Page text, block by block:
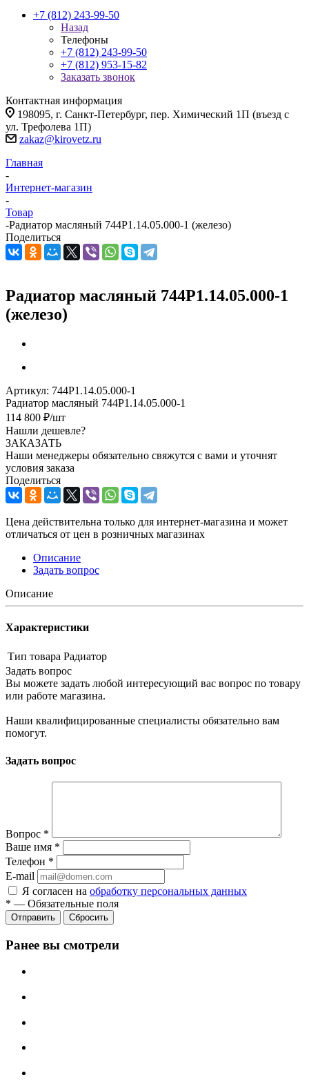
+7 (812) 243-99-50
Назад
Телефоны
+7 (812) 243-99-50
+7 (812) 953-15-82
Заказать звонок
Контактная информация
198095, г. Санкт-Петербург, пер. Химический 1П (въезд с
ул. Трефолева 1П)
zakaz@kirovetz.ru
Главная
-
Интернет-магазин
-
Товар
-Радиатор масляный 744Р1.14.05.000-1 (железо)
Поделиться
Радиатор масляный 744Р1.14.05.000-1
(железо)
Артикул: 744Р1.14.05.000-1
Радиатор масляный 744Р1.14.05.000-1
114 800 ₽/шт
Нашли дешевле?
ЗАКАЗАТЬ
Наши менеджеры обязательно свяжутся с вами и уточнят
условия заказа
Поделиться
Цена действительна только для интернет-магазина и может
отличаться от цен в розничных магазинах
Описание
Задать вопрос
Описание
Характеристики
Тип товара Радиатор
Задать вопрос
Вы можете задать любой интересующий вас вопрос по товару
или работе магазина.
Наши квалифицированные специалисты обязательно вам
помогут.
Задать вопрос
Вопрос *
Ваше имя *
Телефон *
E-mail
Я согласен на обработку персональных данных
* — Обязательные поля
Сбросить
Ранее вы смотрели